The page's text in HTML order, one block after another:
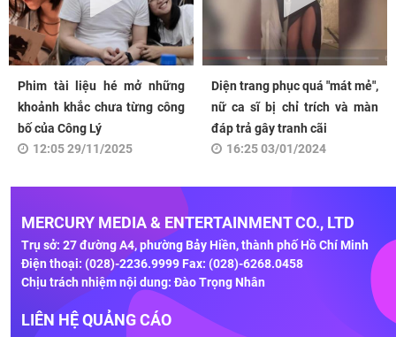
Phim tài liệu hé mở những
khoảnh khắc chưa từng công
bố của Công Lý
12:05 29/11/2025
Diện trang phục quá "mát mẻ",
nữ ca sĩ bị chỉ trích và màn
đáp trả gây tranh cãi
16:25 03/01/2024
MERCURY MEDIA & ENTERTAINMENT CO., LTD
Trụ sở: 27 đường A4, phường Bảy Hiền, thành phố Hồ Chí Minh
Điện thoại: (028)-2236.9999 Fax: (028)-6268.0458
Chịu trách nhiệm nội dung: Đào Trọng Nhân
LIÊN HỆ QUẢNG CÁO